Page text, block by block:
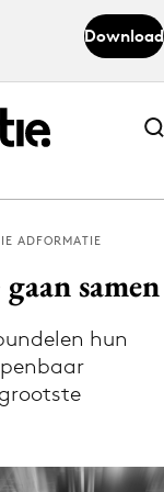
Download
Abonneer nu
Abonneer nu
Adformatie
ADFORMATIE
samen
hun